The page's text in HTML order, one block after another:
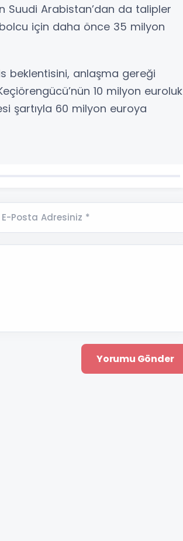
Suudi Arabistan’dan da talipler
için daha önce 35 milyon
beklentisini, anlaşma gereği
10 milyon euroluk
şartıyla 60 milyon euroya
E-Posta Adresiniz *